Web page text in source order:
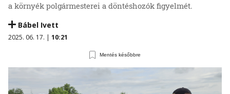
a környék polgármesterei a döntéshozók figyelmét.
Bábel Ivett
2025. 06. 17. | 10:21
Mentés későbbre